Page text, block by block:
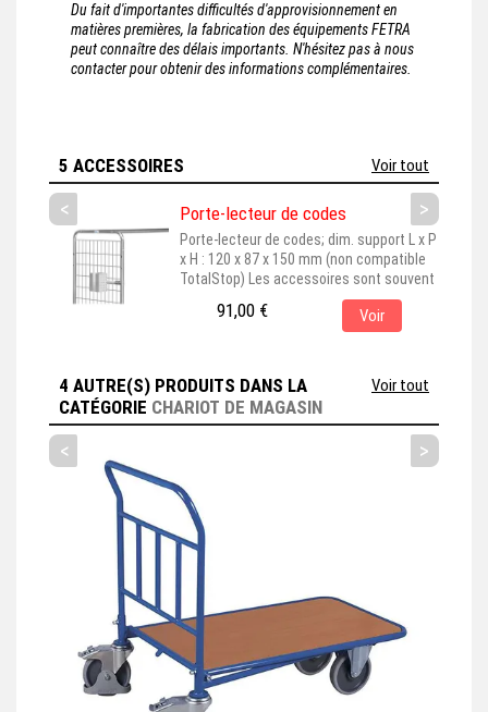
Du fait d'importantes difficultés d'approvisionnement en
matières premières, la fabrication des équipements FETRA
peut connaître des délais importants. N'hésitez pas à nous
contacter pour obtenir des informations complémentaires.
5 ACCESSOIRES Voir tout
< >
Porte-lecteur de codes
Porte-lecteur de codes; dim. support L x P
x H : 120 x 87 x 150 mm (non compatible
TotalStop) Les accessoires sont souvent
représentés montés sur leur produit de
base, pour une meilleure visualisation. En
choisissant cet accessoire, assurez-vous
que vous avez sélectionné. Cet
accessoire est couramment...
91,00 € Voir
4 AUTRE(S) PRODUITS DANS LA
CATÉGORIE CHARIOT DE MAGASIN
Voir tout
< >